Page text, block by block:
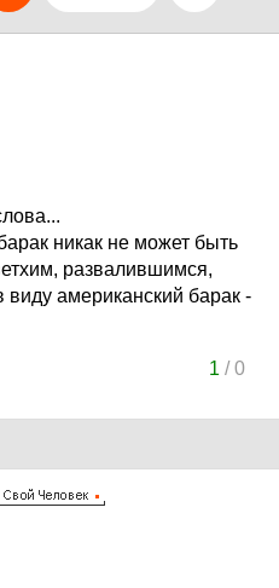
никак не может быть
развалившимся,
американский барак -
1 /0